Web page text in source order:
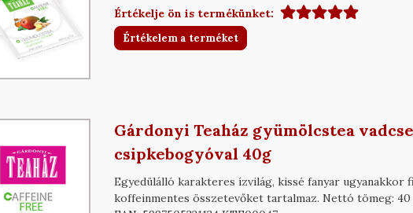
Értékelje ön is termékünket:
Értékelem a terméket
Gárdonyi Teaház gyümölcstea
csipkebogyóval 40g
Egyedülálló karakteres ízvilág, kissé fanyar ugyanakkor
koffeinmentes összetevőket tartalmaz. Nettó tömeg: 40